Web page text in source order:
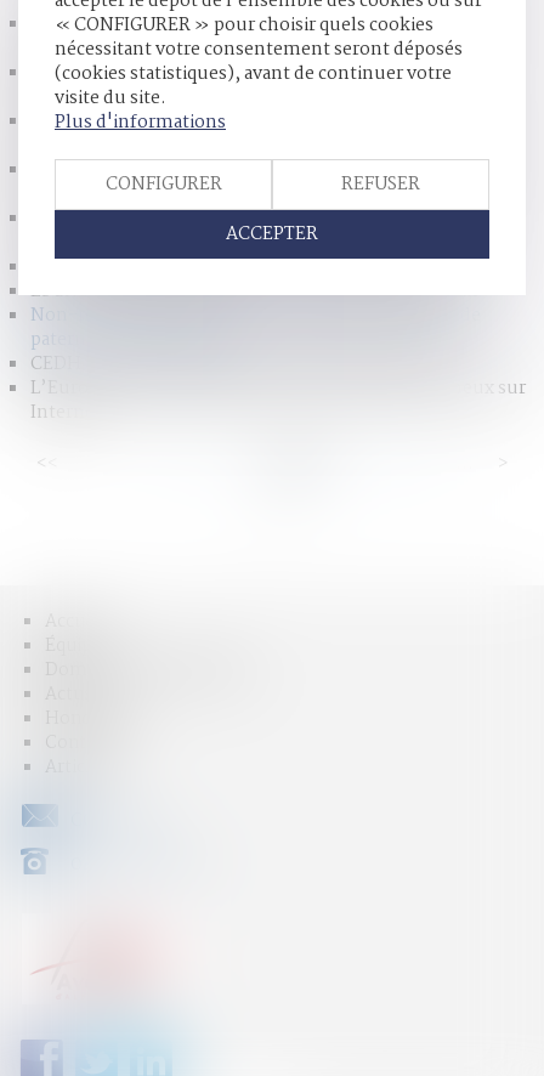
L’absence de liquidation et de partage de la communauté
peut-il constituer un recel successoral ?
Divorce par consentement mutuel par acte d'avocat :
précisions utiles concernant le statut de l'état liquidatif
L’avantage matrimonial révocable en participation aux
Déclaration de naissance au lieu de résidence des parents :
adoption au Sénat
L'usage du nom de son ex- mari après un divorce ne se
transforme pas en droit
Caractérisation d’apologie d’actes de terrorisme
Le divorce annule certaines conventions entre époux
Non-renvoi de QPC : action en recherche judiciaire de
paternité hors mariage
CEDH : mère d’intention dans le cadre d’une GPA
L’Europe recale le projet de loi sur les discours haineux sur
Internet
<<
>
Accueil
Articles
« CONFIGURER » pour choisir quels cookies
nécessitant votre consentement seront déposés
(cookies statistiques), avant de continuer votre
visite du site.
Plus d'informations
CONFIGURER
REFUSER
ACCEPTER